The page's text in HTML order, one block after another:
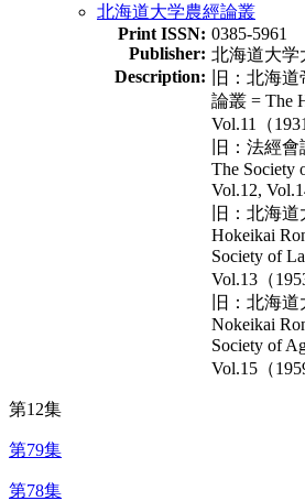
北海道大学農經論叢
Print ISSN: 0385-5961
Publisher: 北海道大学
Description:
旧：北海
論叢 = The
Vol.11（
旧：法經
The Society
Vol.12,
旧：北海
Hokeikai
Society of
Vol.13（
旧：北海
Nokeikai
Society of
Vol.15（
第12集
第79集
第78集